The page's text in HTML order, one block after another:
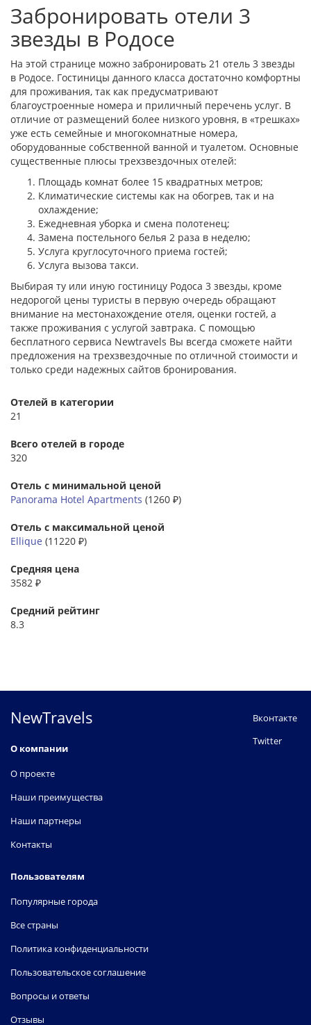
Забронировать отели 3
звезды в Родосе
На этой странице можно забронировать 21 отель 3 звезды
в Родосе. Гостиницы данного класса достаточно комфортны
для проживания, так как предусматривают
благоустроенные номера и приличный перечень услуг. В
отличие от размещений более низкого уровня, в «трешках»
уже есть семейные и многокомнатные номера,
оборудованные собственной ванной и туалетом. Основные
существенные плюсы трехзвездочных отелей:
Площадь комнат более 15 квадратных метров;
Климатические системы как на обогрев, так и на
охлаждение;
Ежедневная уборка и смена полотенец;
Замена постельного белья 2 раза в неделю;
Услуга круглосуточного приема гостей;
Услуга вызова такси.
Выбирая ту или иную гостиницу Родоса 3 звезды, кроме
недорогой цены туристы в первую очередь обращают
внимание на местонахождение отеля, оценки гостей, а
также проживания с услугой завтрака. С помощью
бесплатного сервиса Newtravels Вы всегда сможете найти
предложения на трехзвездочные по отличной стоимости и
только среди надежных сайтов бронирования.
Отелей в категории
21
Всего отелей в городе
320
Отель с минимальной ценой
Panorama Hotel Apartments (1260 ₽)
Отель с максимальной ценой
Ellique (11220 ₽)
Средняя цена
3582 ₽
Средний рейтинг
8.3
NewTravels
О компании
О проекте
Наши преимущества
Наши партнеры
Контакты
Пользователям
Популярные города
Все страны
Политика конфиденциальности
Пользовательское соглашение
Вопросы и ответы
Отзывы
Вконтакте
Twitter